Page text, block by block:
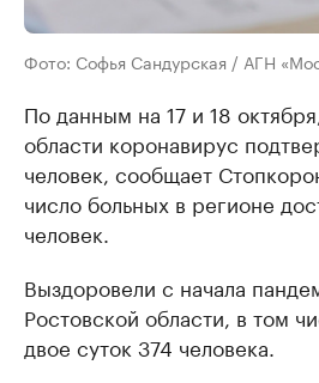
Фото: Софья Сандурская / АГН
По данным на 17 и 18
области коронавирус
человек, сообщает
число больных в регионе
человек.
Выздоровели с начала
Ростовской области, в том
двое суток 374 человека.